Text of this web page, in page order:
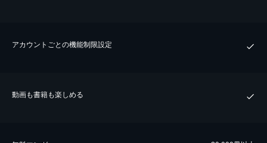
アカウントごとの機能制限設定
動画も書籍も楽しめる